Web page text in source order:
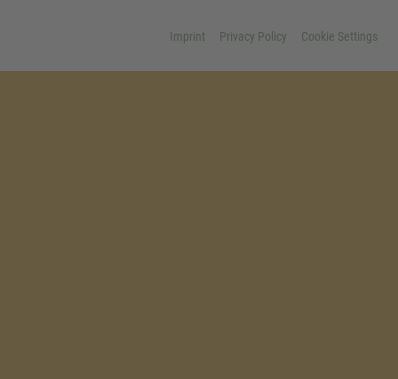
Imprint Privacy Policy Cookie Settings